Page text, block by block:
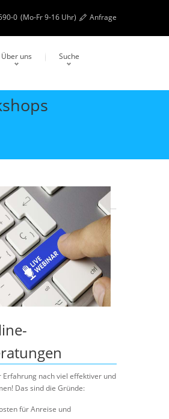
0 (Mo-Fr 9-16 Uhr) Anfrage
Über uns Suche
nach viel effektiver und
Das sind die Gründe:
für Anreise und